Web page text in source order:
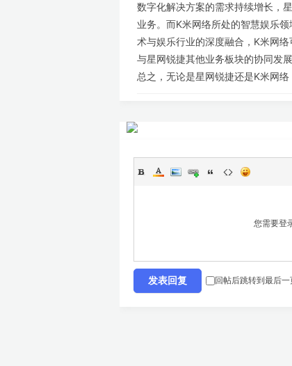
数字化解决方案的需求持续增长，
业务。而K米网络所处的智慧娱乐
术与娱乐行业的深度融合，K米网
与星网锐捷其他业务板块的协同发
总之，无论是星网锐捷还是K米网
您需要登
发表回复 回帖后跳转到最后一